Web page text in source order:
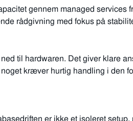
gennem managed services
rådgivning med fokus på
til hardwaren. Det giver klare
kræver hurtig handling i den